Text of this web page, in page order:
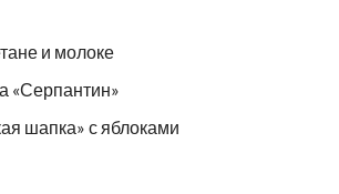
и молоке
«Серпантин»
шапка» с яблоками